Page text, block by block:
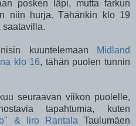
posken läpi, mutta farkun
niin hurja. Tähänkin klo 19
saatavilla.
kuuntelemaan
Midland
klo 16, tähän puolen tunnin
seuraavan viikon puolelle,
tapahtumia, kuten
& Iiro Rantala Taulumäen